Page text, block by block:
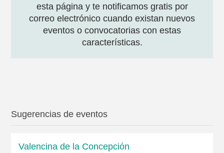
esta página y te notificamos gratis por
correo electrónico cuando existan nuevos
eventos o convocatorias con estas
características.
Sugerencias de eventos
Valencina de la Concepción